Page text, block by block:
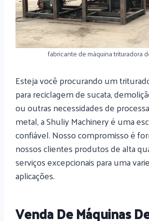
fabricante de máquina trituradora
Esteja você procurando um
para reciclagem de sucata,
ou outras necessidades de
metal, a Shuliy Machinery é uma
confiável. Nosso compromisso é
nossos clientes produtos de alta
serviços excepcionais para uma
aplicações.
Venda De Máquinas